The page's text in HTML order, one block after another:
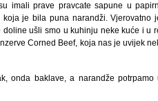
imali prave pravcate sapune u
je bila puna narandži. Vjerovatno
ušli smo u kuhinju neke kuće i u
Corned Beef, koja nas je uvijek
onda baklave, a narandže